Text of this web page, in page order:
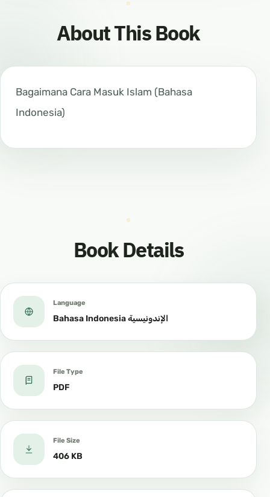
About This Book
Bagaimana Cara Masuk Islam (Bahasa
Indonesia)
Book Details
Language
Bahasa Indonesia الإندونيسية
File Type
PDF
File Size
406 KB